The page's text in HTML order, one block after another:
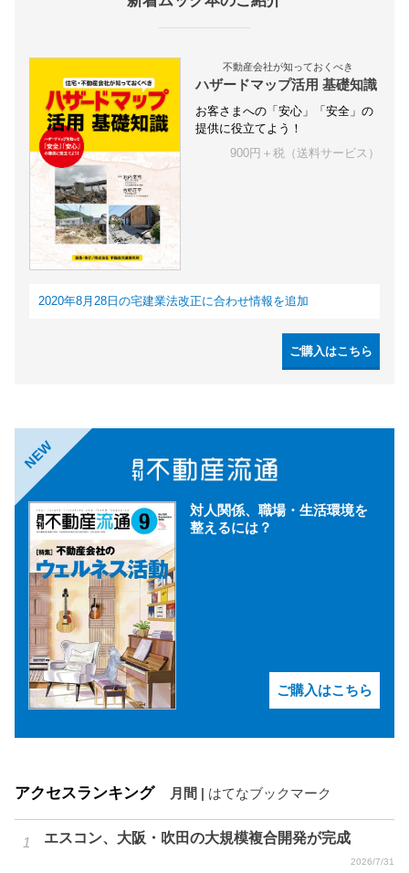
不動産会社が知っておくべき
ハザードマップ活用 基礎知識
お客さまへの「安心」「安全」の
提供に役立てよう！
900円＋税（送料サービス）
2020年8月28日の宅建業法改正に合わせ情報を追加
ご購入はこちら
NEW
対人関係、職場・生活環境を
整えるには？
ご購入はこちら
アクセスランキング 月間 はてなブックマーク
エスコン、大阪・吹田の大規模複合開発が完成
2026/7/31